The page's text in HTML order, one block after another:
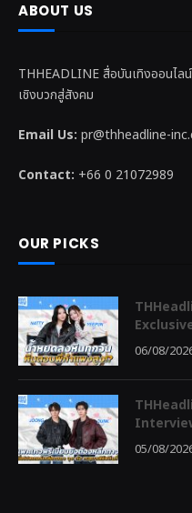
ABOUT US
THHEADLINE สื่อบันเทิงออนไ
เชิงบวกสู่สังคม
Email Us: pr@thheadline-
Contact: +66 0 21072989
OUR PICKS
06/08/
05/08/